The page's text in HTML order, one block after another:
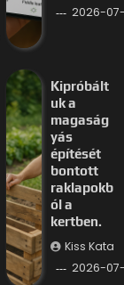
2026-
Kipróbált
uk a
magaság
yás
építését
bontott
raklapokb
ól a
kertben.
Kiss Kata
2026-